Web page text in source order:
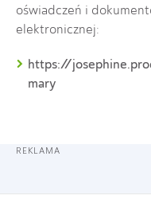
oświadczeń i
elektronicznej:
https://
mary
REKLAMA